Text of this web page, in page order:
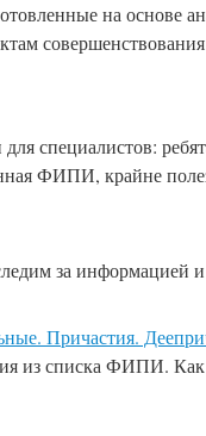
на основе
специалистов:
ФИПИ, крайне
за информацией
Причастия.
из списка ФИПИ.